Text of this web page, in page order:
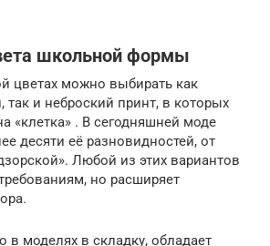
школьной формы
цветах можно выбирать как
так и неброский принт, в которых
«клетка» . В сегодняшней моде
десяти её разновидностей, от
Любой из этих вариантов
но расширяет
в моделях в складку, обладает